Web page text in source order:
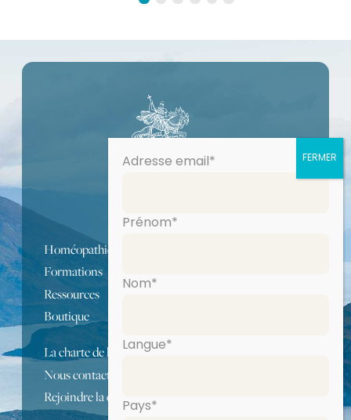
Homéopathie
Formations
Ressources
Boutique
La charte de l’école IHS
Nous contacter
Rejoindre la communauté
Adresse email*
Prénom*
Nom*
Langue*
Pays*